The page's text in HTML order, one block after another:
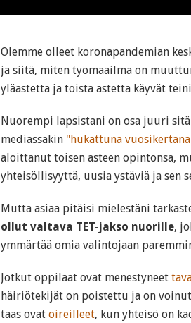
Olemme olleet koronapandemian
ja siitä, miten työmaailma on
yläastetta ja toista astetta käyvät
Nuorempi lapsistani on osa juuri
mediassakin "hukattuna
aloittanut toisen asteen opintonsa,
yhteisöllisyyttä, uusia ystäviä ja sen
Mutta asiaa pitäisi mielestäni
ollut valtava TET-jakso nuorille,
ymmärtää omia valintojaan
Jotkut oppilaat ovat menestyneet
häiriötekijät on poistettu ja on
taas ovat oireilleet, kun yhteisö on